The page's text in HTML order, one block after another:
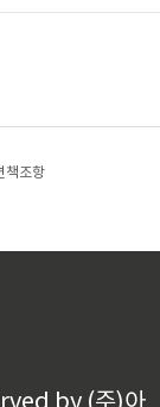
책조항